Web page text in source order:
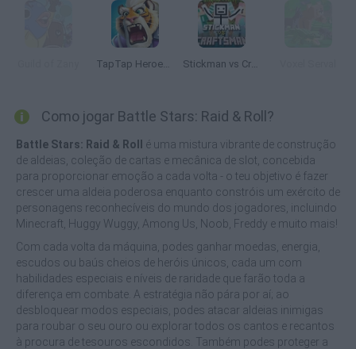
TapTap Heroes: Soul Origin Stickman vs Craftsman
Como jogar Battle Stars: Raid & Roll?
Battle Stars: Raid & Roll
é uma mistura vibrante de construção
de aldeias, coleção de cartas e mecânica de slot, concebida
para proporcionar emoção a cada volta - o teu objetivo é fazer
crescer uma aldeia poderosa enquanto constróis um exército de
personagens reconhecíveis do mundo dos jogadores, incluindo
Minecraft, Huggy Wuggy, Among Us, Noob, Freddy e muito mais!
Com cada volta da máquina, podes ganhar moedas, energia,
escudos ou baús cheios de heróis únicos, cada um com
habilidades especiais e níveis de raridade que farão toda a
diferença em combate. A estratégia não pára por aí; ao
desbloquear modos especiais, podes atacar aldeias inimigas
para roubar o seu ouro ou explorar todos os cantos e recantos
à procura de tesouros escondidos. Também podes proteger a